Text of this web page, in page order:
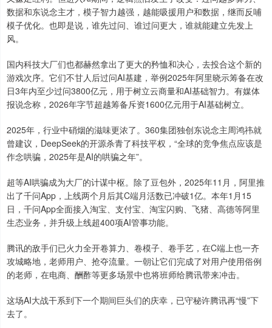
数据和东说念主才，模子智力越强，越能吸援用户和数据，继而反哺
模子优化。也即是说，谁先过问、谁过问更大，谁就能建立先发上
风。
国内科技大厂们也都赫然拿出了更大的矜恤和决心，去投合这个新的
游戏次序。它们不甘人后过问AI基建，举例2025年阿里晓示筹备在改
日3年内至少过问3800亿元，用于树立云商量和AI基础智力。有媒体
报说念称，2026年字节超越筹备斥资1600亿元用于AI基础树立。
2025年，行业中硝烟的滋味更浓了。360集团独创东说念主周鸿祎就
曾建议，DeepSeek的开源杀青了科技平权，“全球的竞争焦点应该是
作念哄骗，2025年是AI的哄骗之年”。
超等AI哄骗成为大厂的计谋中枢。除了豆包外，2025年11月，阿里推
出了千问App，上线两个月后其C端月活数已冲破1亿。本年1月15
日，千问App全面接入淘宝、支付宝、淘宝闪购、飞猪、高德等阿里
生态业务，并升级上线超400项AI管事功能。
腾讯的敌手们已火力全开卷算力、卷模子、卷手艺，在C端上也一齐
攻城略地，老师用户、抢夺流量。一朝让它们完成了对用户使用俗例
的老师，在电商、酬酢等更多场景中也将班师给腾讯带来冲击。
这场AI大战干系到下一个期间巨头们的庆幸，已守秘许腾讯再“慢”下
去了。